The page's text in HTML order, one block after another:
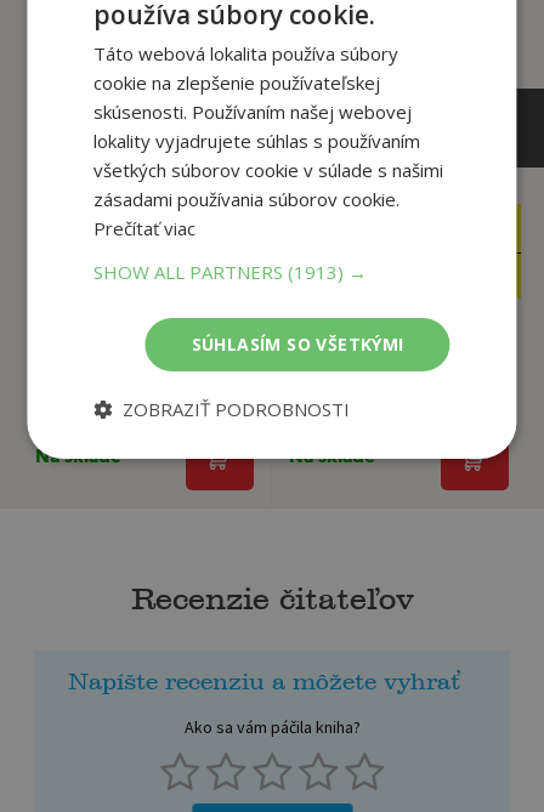
14
6,95€
Prach alebo popol
Na sklade
Dobré miesto pre
Na sklade
Recenzie čitateľov
Napíšte recenziu a môžete vyhrať
Ako sa vám páčila kniha?
používa súbory cookie.
Táto webová lokalita používa súbory
cookie na zlepšenie používateľskej
skúsenosti. Používaním našej webovej
lokality vyjadrujete súhlas s používaním
všetkých súborov cookie v súlade s našimi
zásadami používania súborov cookie.
Prečítať viac
SHOW ALL PARTNERS(1913) →
SÚHLASÍM SO VŠETKÝMI
ZOBRAZIŤ PODROBNOSTI